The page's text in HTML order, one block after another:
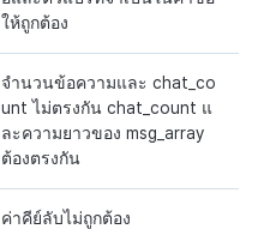
ให้ถูกต้อง
จำนวนข้อความและ chat_co
unt ไม่ตรงกัน chat_count แ
ละความยาวของ msg_array
ต้องตรงกัน
ค่าคีย์ลับไม่ถูกต้อง